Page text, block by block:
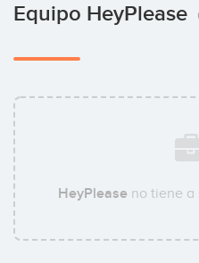
Equipo HeyPlease
HeyPleaseno tiene a